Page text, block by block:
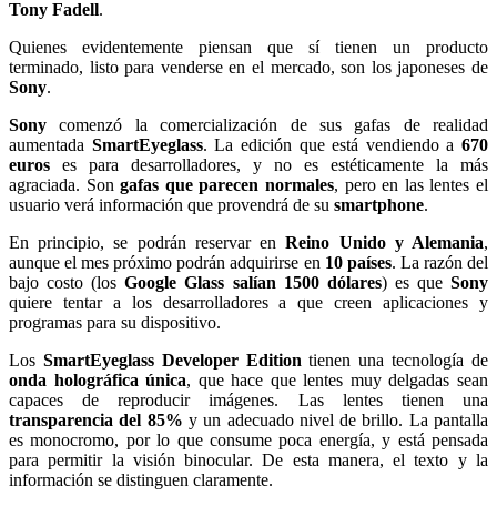
Tony Fadell.
Quienes evidentemente piensan que sí tienen un producto
terminado, listo para venderse en el mercado, son los japoneses de
Sony.
Sony comenzó la comercialización de sus gafas de realidad
aumentada SmartEyeglass. La edición que está vendiendo a 670
euros es para desarrolladores, y no es estéticamente la más
agraciada. Songafas que parecen normales, pero en las lentes el
usuario verá información que provendrá de su smartphone.
En principio, se podrán reservar enReino Unido y Alemania,
aunque el mes próximo podrán adquirirse en 10 países. La razón del
bajo costo (losGoogle Glass salían 1500 dólares) es queSony
quiere tentar a los desarrolladores a que creen aplicaciones y
programas para su dispositivo.
Los SmartEyeglass Developer Edition tienen una tecnología de
onda holográfica única, que hace que lentes muy delgadas sean
capaces de reproducir imágenes. Las lentes tienen una
transparencia del 85% y un adecuado nivel de brillo. La pantalla
es monocromo, por lo que consume poca energía, y está pensada
para permitir la visión binocular. De esta manera, el texto y la
información se distinguen claramente.